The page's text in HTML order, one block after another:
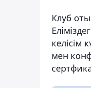
Клуб
келісім
мен